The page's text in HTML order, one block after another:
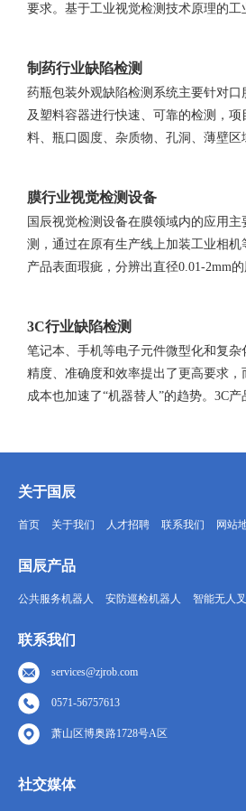
要求。基于工业视觉检测技术原理的
制药行业缺陷检测
药瓶包装外观缺陷检测系统主要针对口
及塑料容器进行快速、可靠的检测，
料、瓶口圆度、杂质物、孔洞、薄壁
膜行业视觉检测设备
国辰视觉检测设备在膜领域内的应用
测，通过在原有生产线上加装工业相机
产品表面瑕疵，分辨出直径0.01-2mm
3C行业缺陷检测
笔记本、手机等电子元件微型化和复杂
精度、准确度和效率提出了更高要求，
成本也加速了“机器替人”的趋势。3C
关于国辰
首页 关于我们 人才招聘 联系我们 网站
国辰产品
公共服务机器人 安防巡检机器人 智能无人
联系我们
services@zjrob.com
0571-56757613
萧山区博奥路1728号A区
社交媒体